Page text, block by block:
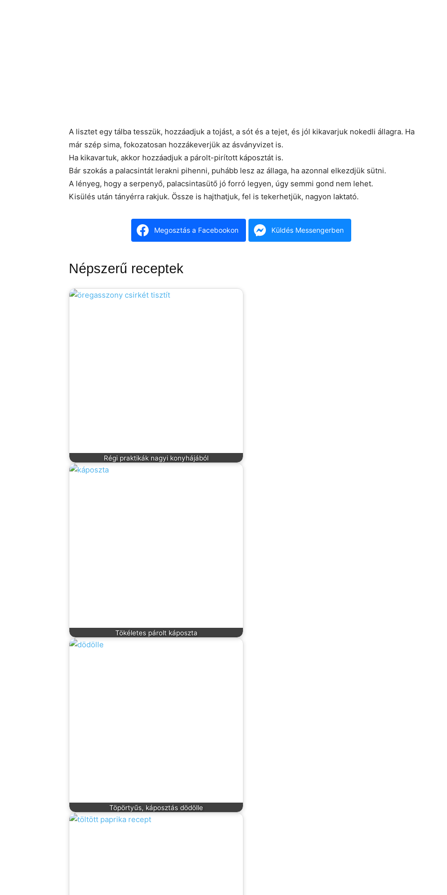
A lisztet egy tálba tesszük, hozzáadjuk a tojást, a sót és a tejet, és jól kikavarjuk nokedli állagra. Ha
már szép sima, fokozatosan hozzákeverjük az ásványvizet is.
Ha kikavartuk, akkor hozzáadjuk a párolt-pirított káposztát is.
Bár szokás a palacsintát lerakni pihenni, puhább lesz az állaga, ha azonnal elkezdjük sütni.
A lényeg, hogy a serpenyő, palacsintasütő jó forró legyen, úgy semmi gond nem lehet.
Kisülés után tányérra rakjuk. Össze is hajthatjuk, fel is tekerhetjük, nagyon laktató.
Megosztás a Facebookon Küldés Messengerben
Népszerű receptek
Régi praktikák nagyi konyhájából
Tökéletes párolt káposzta
Töpörtyűs, káposztás dödölle